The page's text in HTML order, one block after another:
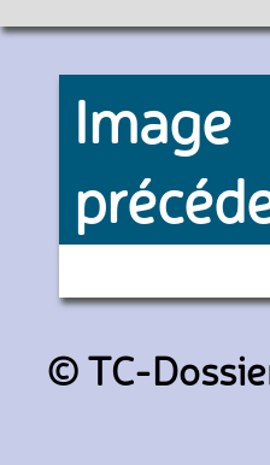
Image
1315
© TC-